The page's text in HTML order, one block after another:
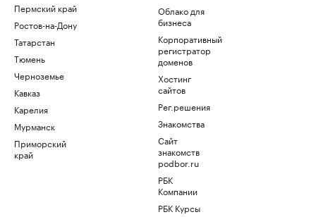
Пермский край
Ростов-на-Дону
Татарстан
Тюмень
Черноземье
Кавказ
Карелия
Мурманск
Приморский
край
Облако для
бизнеса
Корпоративный
регистратор
доменов
Хостинг
сайтов
Рег.решения
Знакомства
Сайт
знакомств
podbor.ru
РБК
Компании
РБК Курсы